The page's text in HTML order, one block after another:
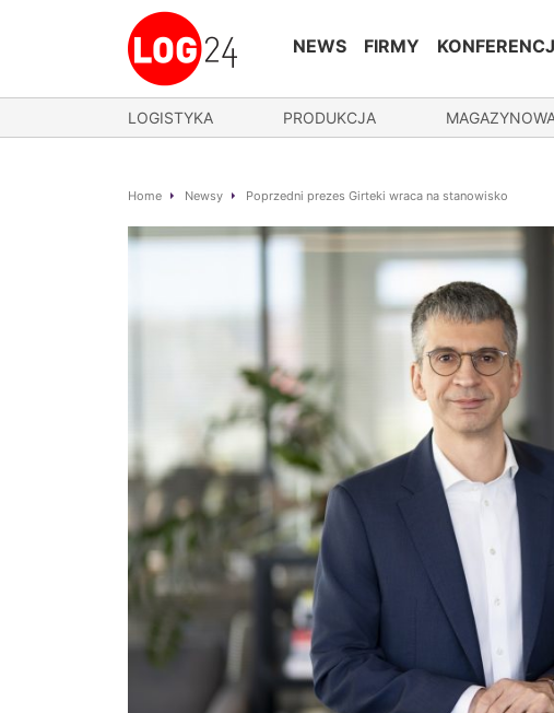
NEWS FIRMY
LOGISTYKA PRODUKCJA
Home Newsy Poprzedni prezes Girteki wraca na stanowisko